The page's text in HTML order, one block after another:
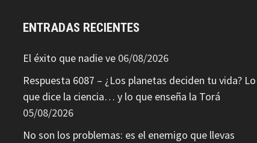
ENTRADAS RECIENTES
El éxito que nadie ve 06/08/2026
Respuesta 6087 – ¿Los planetas deciden tu vida? Lo
que dice la ciencia… y lo que enseña la Torá
05/08/2026
No son los problemas: es el enemigo que llevas